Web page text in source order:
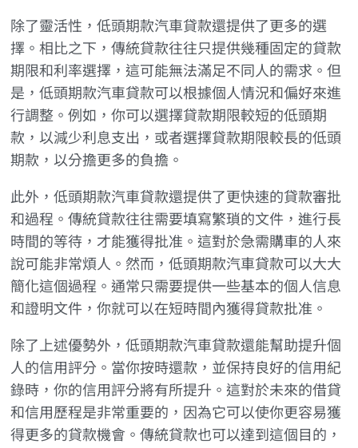
除了靈活性，低頭期款汽車貸款還提供了更多的選
擇。相比之下，傳統貸款往往只提供幾種固定的貸款
期限和利率選擇，這可能無法滿足不同人的需求。但
是，低頭期款汽車貸款可以根據個人情況和偏好來進
行調整。例如，你可以選擇貸款期限較短的低頭期
款，以減少利息支出，或者選擇貸款期限較長的低頭
期款，以分擔更多的負擔。
此外，低頭期款汽車貸款還提供了更快速的貸款審批
和過程。傳統貸款往往需要填寫繁瑣的文件，進行長
時間的等待，才能獲得批准。這對於急需購車的人來
說可能非常煩人。然而，低頭期款汽車貸款可以大大
簡化這個過程。通常只需要提供一些基本的個人信息
和證明文件，你就可以在短時間內獲得貸款批准。
除了上述優勢外，低頭期款汽車貸款還能幫助提升個
人的信用評分。當你按時還款，並保持良好的信用紀
錄時，你的信用評分將有所提升。這對於未來的借貸
和信用歷程是非常重要的，因為它可以使你更容易獲
得更多的貸款機會。傳統貸款也可以達到這個目的，